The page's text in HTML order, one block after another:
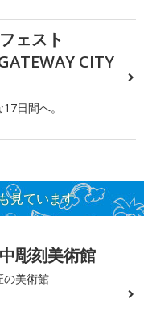
ェスト
CITY
日間へ。
見ています
彫刻美術館
の美術館